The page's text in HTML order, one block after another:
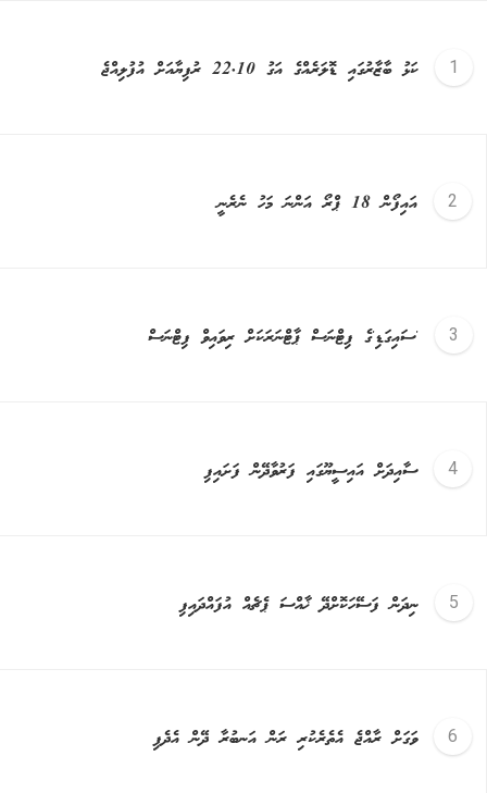
ކަޅު ބާޒާރުގައި ޑޮލަރެއްގެ އަގު 22.10 ރުފިޔާއަށް އުފުލިއްޖެ
އައިފޯން 18 ޕްރޯ އަންނަ މަހު ނެރެނީ
'ސައިގަޑި'ގެ ފިޓްނަސް ޕާޓްނަރަކަށް ރިވައިވް ފިޓްނަސް
ސާއިދަށް އައިސީޔޫގައި ފަރުވާދޭން ފަށައިފި
ނިދަން ފަސޭހަކޮށްދޭ ޚާއްސަ ޕެޗެއް އުފައްދައިފި
ވަގަށް ރާއްޖެ އެތެރެކުރި ރަން އަނބުރާ ދޭން އެދެފި